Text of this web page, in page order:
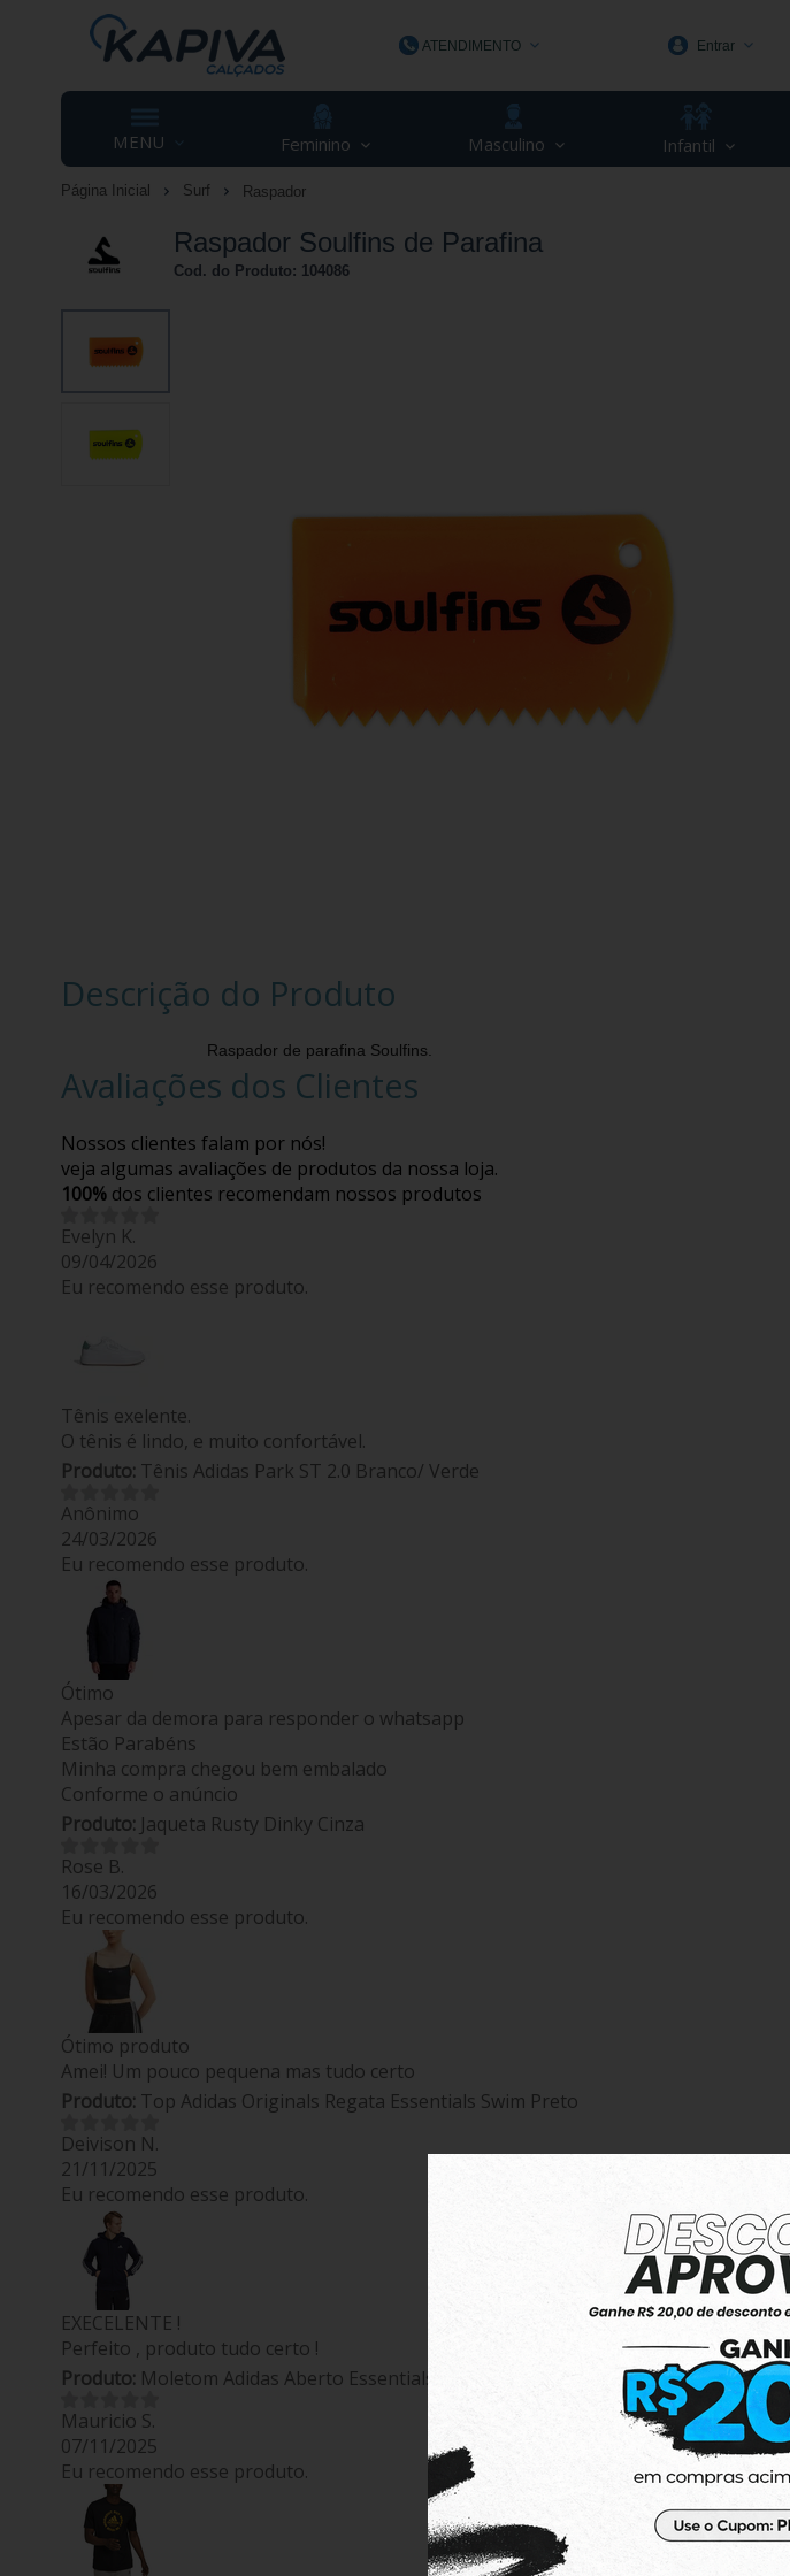
ATENDIMENTO
(48) 3623-1991
Entrar
MENU Feminino Masculino Infantil
Página Inicial Surf Raspador
Raspador Soulfins de Parafina
Cod. do Produto: 104086
Descrição do Produto
Raspador de parafina Soulfins.
Avaliações dos Clientes
Nossos clientes falam por nós!
veja algumas avaliações de produtos da nossa loja.
100% dos clientes recomendam nossos produtos
Evelyn K.
09/04/2026
Eu recomendo esse produto.
Tênis exelente.
O tênis é lindo, e muito confortável.
Produto: Tênis Adidas Park ST 2.0 Branco/ Verde
Anônimo
24/03/2026
Eu recomendo esse produto.
Ótimo
Apesar da demora para responder o whatsapp
Estão Parabéns
Minha compra chegou bem embalado
Conforme o anúncio
Produto: Jaqueta Rusty Dinky Cinza
Rose B.
16/03/2026
Eu recomendo esse produto.
Ótimo produto
Amei! Um pouco pequena mas tudo certo
Produto: Top Adidas Originals Regata Essentials Swim Preto
Deivison N.
21/11/2025
Eu recomendo esse produto.
EXECELENTE !
Perfeito , produto tudo certo !
Produto: Moletom Adidas Aberto Essentials 3-Stripes Azul Marinho
Mauricio S.
07/11/2025
Eu recomendo esse produto.